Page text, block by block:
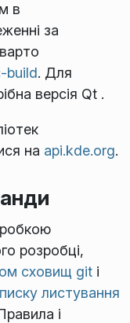
в
за
build. Для
версія Qt .
на api.kde.org.
розробці,
сховищ gitі
листування
і